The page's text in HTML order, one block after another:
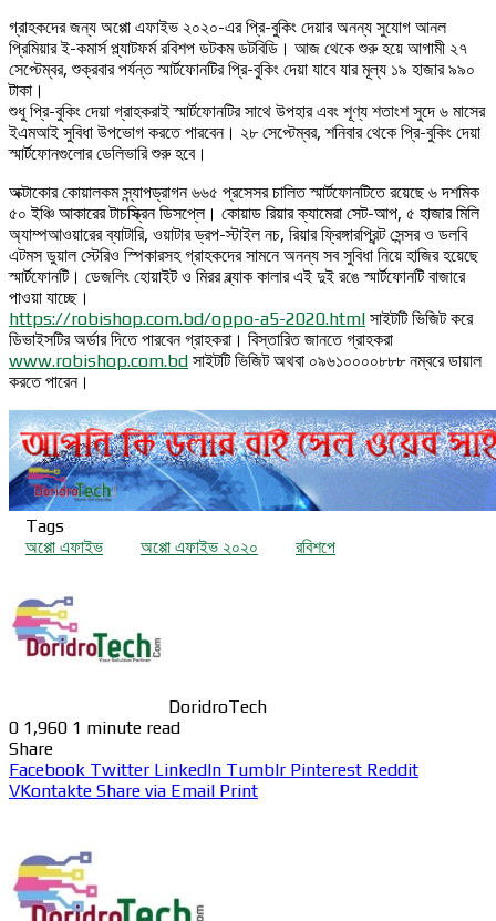
গ্রাহকদের জন্য অপ্পো এফাইভ ২০২০-এর প্রি-বুকিং দেয়ার অনন্য সুযোগ আনল
প্রিমিয়ার ই-কমার্স প্ল্যাটফর্ম রবিশপ ডটকম ডটবিডি। আজ থেকে শুরু হয়ে আগামী ২৭
সেপ্টেম্বর, শুক্রবার পর্যন্ত স্মার্টফোনটির প্রি-বুকিং দেয়া যাবে যার মূল্য ১৯ হাজার ৯৯০
টাকা।
শুধু প্রি-বুকিং দেয়া গ্রাহকরাই স্মার্টফোনটির সাথে উপহার এবং শূণ্য শতাংশ সুদে ৬ মাসের
ইএমআই সুবিধা উপভোগ করতে পারবেন। ২৮ সেপ্টেম্বর, শনিবার থেকে প্রি-বুকিং দেয়া
স্মার্টফোনগুলোর ডেলিভারি শুরু হবে।
অক্টাকোর কোয়ালকম স্ন্যাপড্রাগন ৬৬৫ প্রসেসর চালিত স্মার্টফোনটিতে রয়েছে ৬ দশমিক
৫০ ইঞ্চি আকারের টাচস্ক্রিন ডিসপ্লে। কোয়াড রিয়ার ক্যামেরা সেট-আপ, ৫ হাজার মিলি
অ্যাম্পআওয়ারের ব্যাটারি, ওয়াটার ড্রপ-স্টাইল নচ, রিয়ার ফ্রিঙ্গারপ্রিন্ট সেন্সর ও ডলবি
এটমস ডুয়াল স্টেরিও স্পিকারসহ গ্রাহকদের সামনে অনন্য সব সুবিধা নিয়ে হাজির হয়েছে
স্মার্টফোনটি। ডেজলিং হোয়াইট ও মিরর ব্ল্যাক কালার এই দুই রঙে স্মার্টফোনটি বাজারে
পাওয়া যাচ্ছে।
https://robishop.com.bd/oppo-a5-2020.html সাইটটি ভিজিট করে
ডিভাইসটির অর্ডার দিতে পারবেন গ্রাহকরা। বিস্তারিত জানতে গ্রাহকরা
www.robishop.com.bd সাইটটি ভিজিট অথবা ০৯৬১০০০০৮৮৮ নম্বরে ডায়াল
করতে পারেন।
Tags
অপ্পো এফাইভ
অপ্পো এফাইভ ২০২০ রবিশপে
DoridroTech
0 1,960 1 minute read
Share
Facebook Twitter LinkedIn Tumblr Pinterest Reddit
VKontakte Share via Email Print